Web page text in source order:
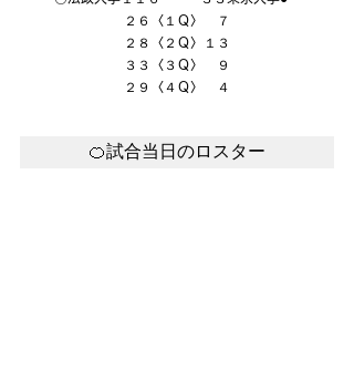
２６〈１Ｑ〉　７
２８〈２Ｑ〉１３
３３〈３Ｑ〉　９
２９〈４Ｑ〉　４
🍊試合当日のロスター